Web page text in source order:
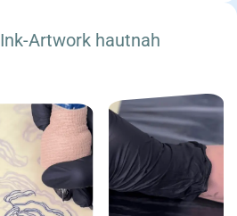
Ink-Artwork hautnah